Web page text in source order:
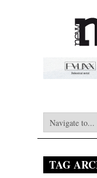
TAG